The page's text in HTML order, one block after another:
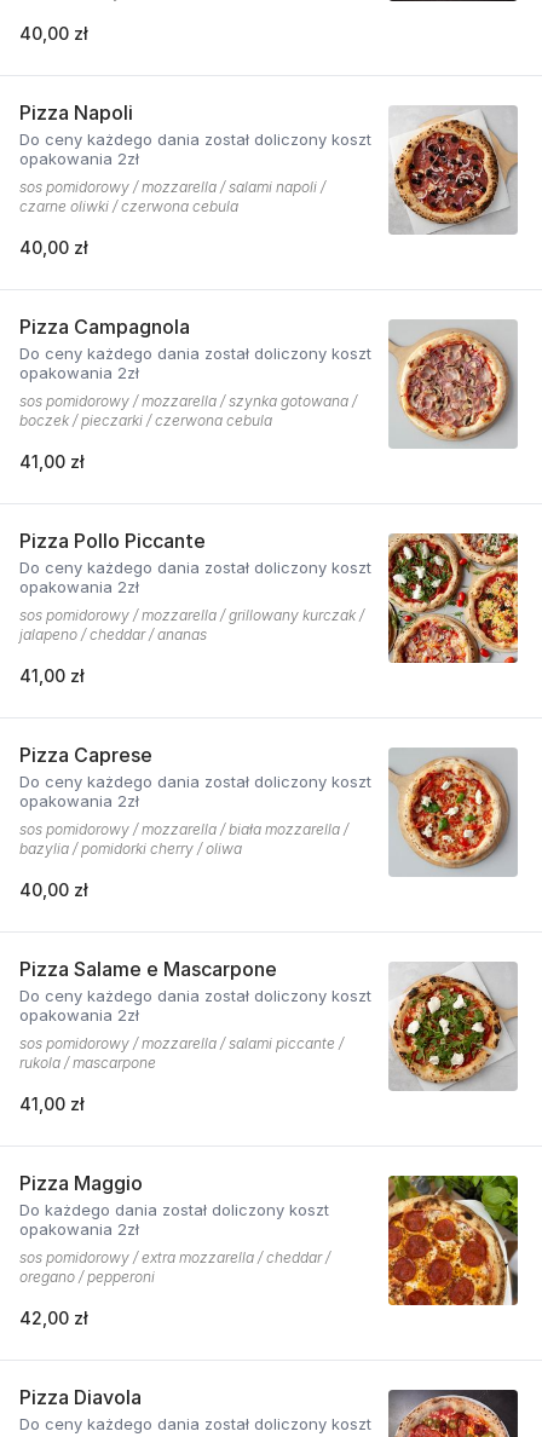
40,00 zł
Pizza Napoli
Do ceny każdego dania został doliczony koszt
opakowania 2zł
sos pomidorowy / mozzarella / salami napoli /
czarne oliwki / czerwona cebula
40,00 zł
Pizza Campagnola
Do ceny każdego dania został doliczony koszt
opakowania 2zł
sos pomidorowy / mozzarella / szynka gotowana /
boczek / pieczarki / czerwona cebula
41,00 zł
Pizza Pollo Piccante
Do ceny każdego dania został doliczony koszt
opakowania 2zł
sos pomidorowy / mozzarella / grillowany kurczak /
jalapeno / cheddar / ananas
41,00 zł
Pizza Caprese
Do ceny każdego dania został doliczony koszt
opakowania 2zł
sos pomidorowy / mozzarella / biała mozzarella /
bazylia / pomidorki cherry / oliwa
40,00 zł
Pizza Salame e Mascarpone
Do ceny każdego dania został doliczony koszt
opakowania 2zł
sos pomidorowy / mozzarella / salami piccante /
rukola / mascarpone
41,00 zł
Pizza Maggio
Do każdego dania został doliczony koszt
opakowania 2zł
sos pomidorowy / extra mozzarella / cheddar /
oregano / pepperoni
42,00 zł
Pizza Diavola
Do ceny każdego dania został doliczony koszt